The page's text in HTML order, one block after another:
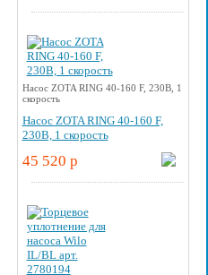
Насос ZOTA RING 40-160 F, 230В, 1
скорость
Насос ZOTA RING 40-160 F,
230В, 1 скорость
45 520 p